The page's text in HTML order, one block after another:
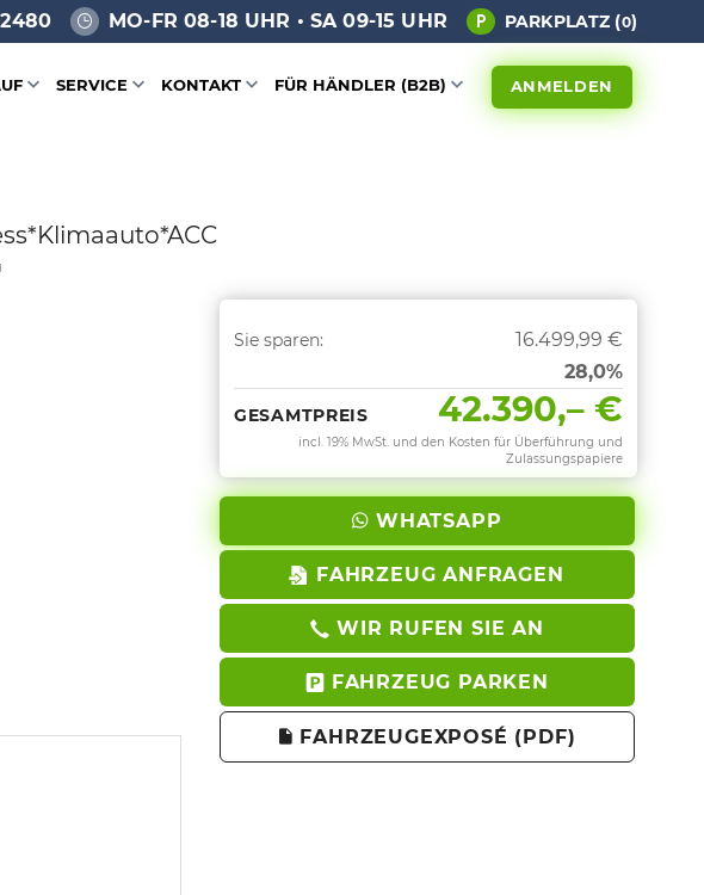
MO-FR 08-18 UHR • SA 09-15 UHR PARKPLATZ (0)
SERVICE KONTAKT FÜR HÄNDLER (B2B) ANMELDEN
Sie sparen:
16.499,99 €
28,0%
GESAMTPREIS 42.390,– €
incl. 19% MwSt. und den Kosten für Überführung und
Zulassungspapiere
WHATSAPP
FAHRZEUG ANFRAGEN
WIR RUFEN SIE AN
FAHRZEUG PARKEN
FAHRZEUGEXPOSÉ (PDF)